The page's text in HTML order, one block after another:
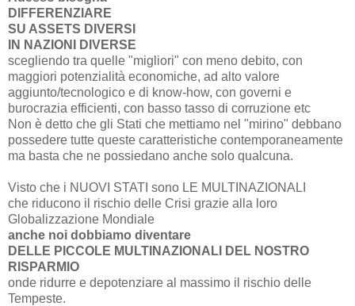
DIFFERENZIARE
SU ASSETS DIVERSI
IN NAZIONI DIVERSE
scegliendo tra quelle "migliori" con meno debito, con
maggiori potenzialità economiche, ad alto valore
aggiunto/tecnologico e di know-how, con governi e
burocrazia efficienti, con basso tasso di corruzione etc
Non è detto che gli Stati che mettiamo nel "mirino" debbano
possedere tutte queste caratteristiche contemporaneamente
ma basta che ne possiedano anche solo qualcuna.
Visto che i NUOVI STATI sono LE MULTINAZIONALI
che riducono il rischio delle Crisi grazie alla loro
Globalizzazione Mondiale
anche noi dobbiamo diventare
DELLE PICCOLE MULTINAZIONALI DEL NOSTRO
RISPARMIO
onde ridurre e depotenziare al massimo il rischio delle
Tempeste.